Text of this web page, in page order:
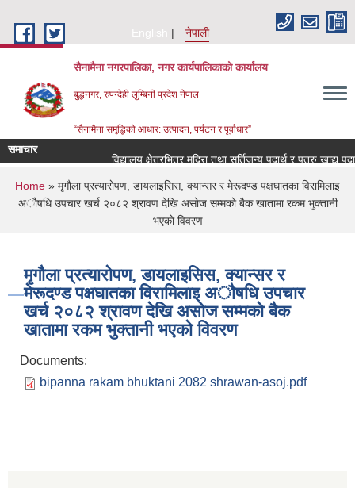
English
नेपाली
सैनामैना नगरपालिका, नगर कार्यपालिकाको कार्यालय
बुद्धनगर, रुपन्देही लुम्बिनी प्रदेश नेपाल
“सैनामैना समृद्धिको आधार: उत्पादन, पर्यटन र पूर्वाधार”
समाचार
विद्यालय क्षेत्रभित्र मदिरा तथा सुर्तिजन्य पदार्थ र पत्रु खाद्य
You are here
Home » मृगाैला प्रत्याराेपण, डायलाइसिस, क्यान्सर र मेरूदण्ड पक्षघातका विरामिलाइ
अाैषधि उपचार खर्च २०८२ श्रावण देखि असाेज सम्मकाे बैक खातामा रकम भुक्तानी
भएकाे विवरण
मृगाैला प्रत्याराेपण, डायलाइसिस, क्यान्सर र
मेरूदण्ड पक्षघातका विरामिलाइ अाैषधि उपचार
खर्च २०८२ श्रावण देखि असाेज सम्मकाे बैक
खातामा रकम भुक्तानी भएकाे विवरण
Documents:
bipanna rakam bhuktani 2082 shrawan-asoj.pdf